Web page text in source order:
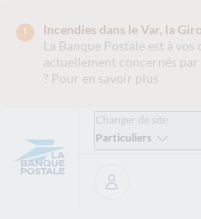
Incendies dans le Var, la
La Banque Postale est à vos
actuellement concernés
? Pour en savoir plus
Changer de site
Particuliers
Se connecter